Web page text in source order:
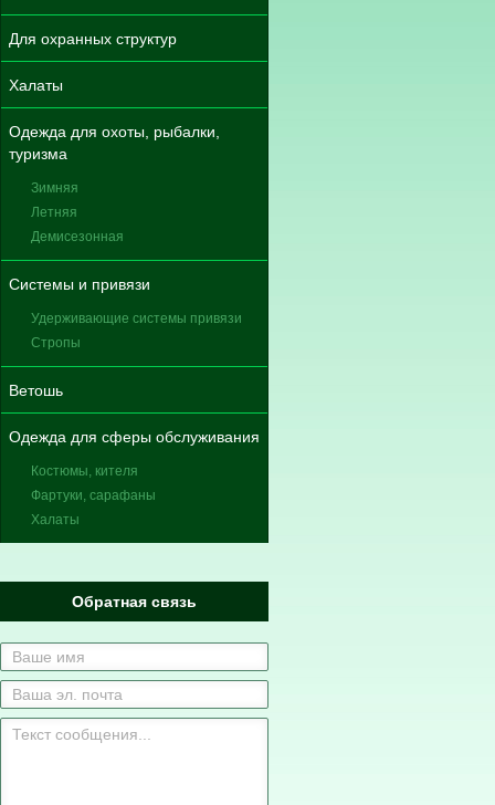
Для охранных структур
Халаты
Одежда для охоты, рыбалки,
туризма
Зимняя
Летняя
Демисезонная
Системы и привязи
Удерживающие системы привязи
Стропы
Ветошь
Одежда для сферы обслуживания
Костюмы, кителя
Фартуки, сарафаны
Халаты
Обратная связь